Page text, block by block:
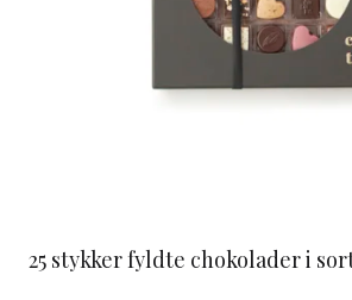
25 stykker fyldte chokolader i